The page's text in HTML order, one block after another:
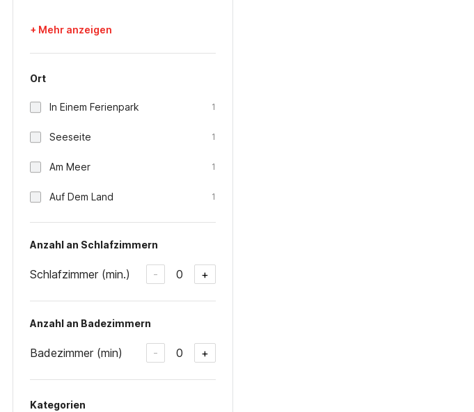
+ Mehr anzeigen
Ort
In Einem Ferienpark 1
Seeseite 1
Am Meer 1
Auf Dem Land 1
Anzahl an Schlafzimmern
Schlafzimmer (min.) - 0 +
Anzahl an Badezimmern
Badezimmer (min) - 0 +
Kategorien